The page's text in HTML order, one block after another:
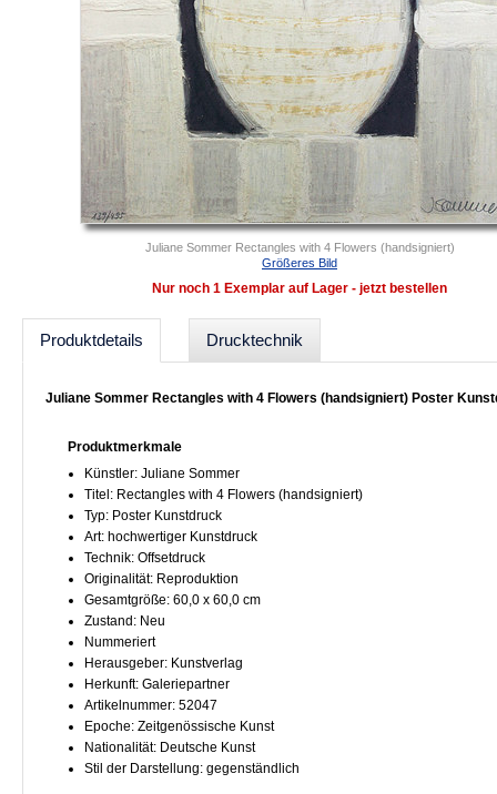
Juliane Sommer Rectangles with 4 Flowers (handsigniert)
Größeres Bild
Nur noch 1 Exemplar auf Lager - jetzt bestellen
Produktdetails Drucktechnik
Juliane Sommer Rectangles with 4 Flowers (handsigniert) Poster
Produktmerkmale
Künstler: Juliane Sommer
Titel: Rectangles with 4 Flowers (handsigniert)
Typ: Poster Kunstdruck
Art: hochwertiger Kunstdruck
Technik: Offsetdruck
Originalität: Reproduktion
Gesamtgröße: 60,0 x 60,0 cm
Zustand: Neu
Nummeriert
Herausgeber: Kunstverlag
Herkunft: Galeriepartner
Artikelnummer: 52047
Epoche: Zeitgenössische Kunst
Nationalität: Deutsche Kunst
Stil der Darstellung: gegenständlich